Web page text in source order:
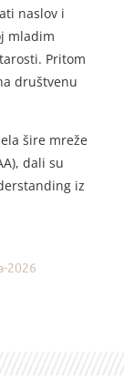
naslov i
mladim
Pritom
društvenu
šire mreže
dali su
iz
2026